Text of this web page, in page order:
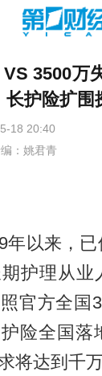
3500万
长护险扩围
18 20:40
：姚君青
年以来，
护理从业
官方全国
险全国落
将达到千万